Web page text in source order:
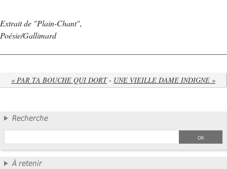
Extrait de "Plain-Chant",
Poésie/Gallimard
« PAR TA BOUCHE QUI DORT - UNE VIEILLE DAME INDIGNE »
Recherche
À retenir